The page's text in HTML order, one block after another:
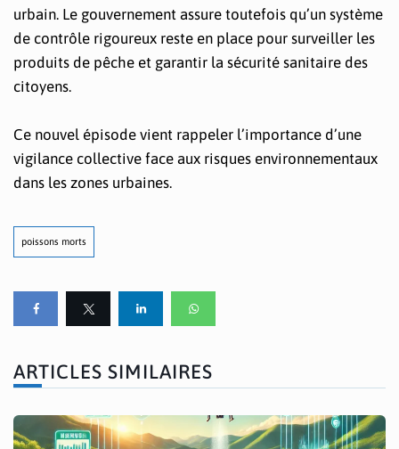
urbain. Le gouvernement assure toutefois qu’un système
de contrôle rigoureux reste en place pour surveiller les
produits de pêche et garantir la sécurité sanitaire des
citoyens.
Ce nouvel épisode vient rappeler l’importance d’une
vigilance collective face aux risques environnementaux
dans les zones urbaines.
poissons morts
ARTICLES SIMILAIRES